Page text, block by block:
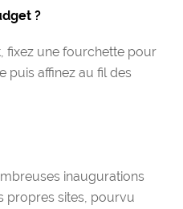
?
fixez une fourchette pour
puis affinez au fil des
inaugurations
propres sites, pourvu